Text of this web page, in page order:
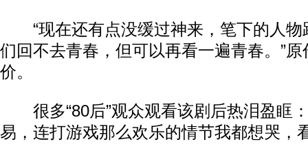
“现在还有点没缓过神来，笔下的人物
们回不去青春，但可以再看一遍青春。”
价。
很多“80后”观众观看该剧后热泪盈眶：
易，连打游戏那么欢乐的情节我都想哭，